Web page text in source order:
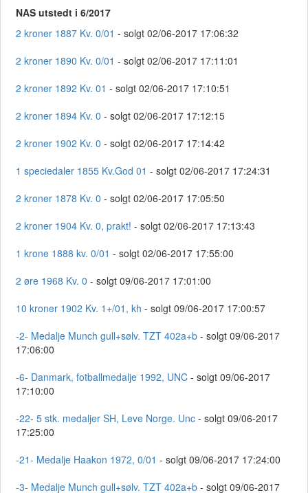
NAS utstedt i 6/2017
2 kroner 1887 Kv. 0/01 - solgt 02/06-2017 17:06:32
2 kroner 1890 Kv. 0/01 - solgt 02/06-2017 17:11:01
2 kroner 1892 Kv. 01 - solgt 02/06-2017 17:10:51
2 kroner 1894 Kv. 0 - solgt 02/06-2017 17:12:15
2 kroner 1902 Kv. 0 - solgt 02/06-2017 17:14:42
1 speciedaler 1855 Kv.God 01 - solgt 02/06-2017 17:24:31
2 kroner 1878 Kv. 0 - solgt 02/06-2017 17:05:50
2 kroner 1904 Kv. 0, prakt! - solgt 02/06-2017 17:13:43
1 krone 1888 kv. 0/01 - solgt 02/06-2017 17:55:00
2 øre 1968 Kv. 0 - solgt 09/06-2017 17:01:00
10 kroner 1902 Kv. 1+/01, kh - solgt 09/06-2017 17:00:57
-2- Medalje Munch gull+sølv. TZT 402a+b - solgt 09/06-2017
17:06:00
-6- Danmark, fotballmedalje 1992, UNC - solgt 09/06-2017
17:10:00
-22- 5 stk. medaljer SH, Leve Norge. Unc - solgt 09/06-2017
17:25:00
-21- Medalje Haakon 1972, 0/01 - solgt 09/06-2017 17:24:00
-3- Medalje Munch gull+sølv. TZT 402a+b - solgt 09/06-2017